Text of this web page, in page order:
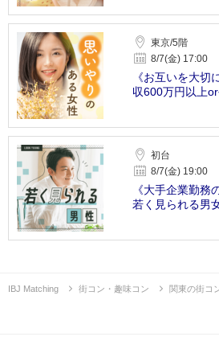
東京/5階
8/7(金) 17:00
《お互いを大切
収600万円以上
初台
8/7(金) 19:00
《大手企業勤務
若く見られる男
IBJ Matching 街コン・趣味コン 関東の街コ